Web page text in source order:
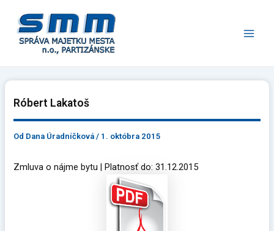
obsah
Róbert Lakatoš
Od Dana Úradníčková/ 1. októbra 2015
Zmluva o nájme bytu | Platnosť do: 31.12.2015